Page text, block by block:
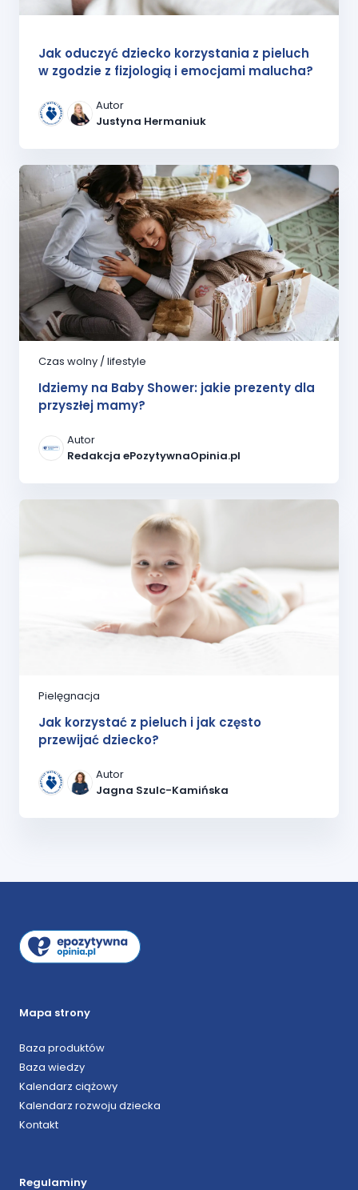
Jak oduczyć dziecko korzystania z pieluch
w zgodzie z fizjologią i emocjami malucha?
Autor
Justyna Hermaniuk
Czas wolny / lifestyle
Idziemy na Baby Shower: jakie prezenty dla
przyszłej mamy?
Autor
Redakcja ePozytywnaOpinia.pl
Pielęgnacja
Jak korzystać z pieluch i jak często
przewijać dziecko?
Autor
Jagna Szulc-Kamińska
Mapa strony
Baza produktów
Baza wiedzy
Kalendarz ciążowy
Kalendarz rozwoju dziecka
Kontakt
Regulaminy